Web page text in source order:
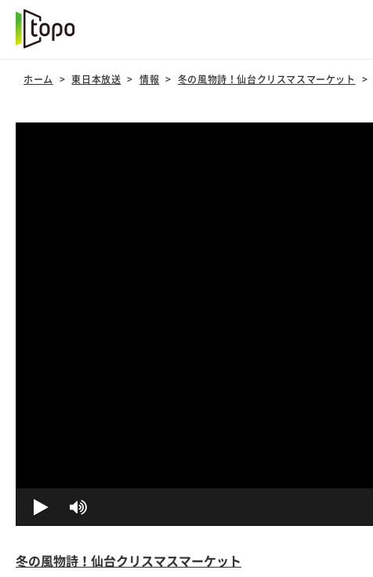
ホーム 東日本放送 情報 冬の風物詩！仙台クリスマスマーケット
冬の風物詩！仙台クリスマスマーケット